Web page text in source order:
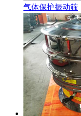
气体保护振动筛